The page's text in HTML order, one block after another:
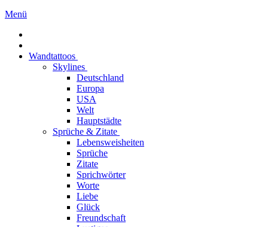
Menü
Wandtattoos
Skylines
Deutschland
Europa
USA
Welt
Hauptstädte
Sprüche & Zitate
Lebensweisheiten
Sprüche
Zitate
Sprichwörter
Worte
Liebe
Glück
Freundschaft